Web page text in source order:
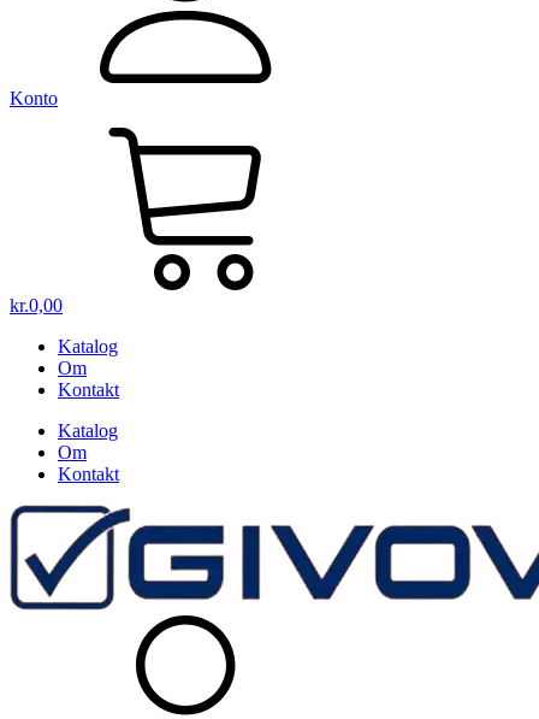
Konto
kr.0,00
Katalog
Om
Kontakt
Katalog
Om
Kontakt